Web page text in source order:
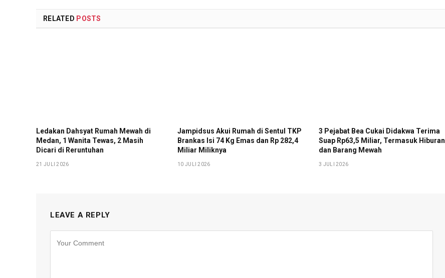
RELATED POSTS
Ledakan Dahsyat Rumah Mewah di
Medan, 1 Wanita Tewas, 2 Masih
Dicari di Reruntuhan
21 JULI 2026
Jampidsus Akui Rumah di Sentul TKP
Brankas Isi 74 Kg Emas dan Rp 282,4
Miliar Miliknya
10 JULI 2026
3 Pejabat Bea Cukai Didakwa Terima
Suap Rp63,5 Miliar, Termasuk Hiburan
dan Barang Mewah
3 JULI 2026
LEAVE A REPLY